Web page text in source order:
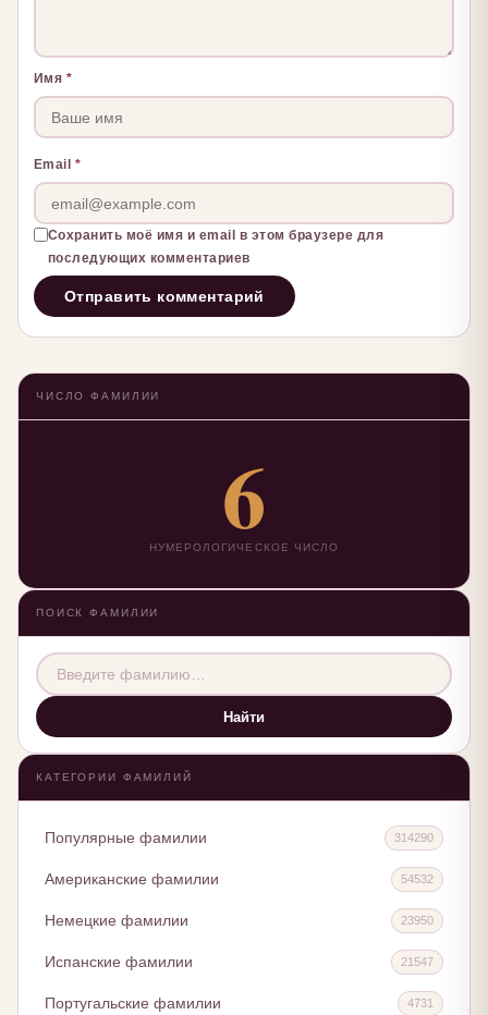
Имя *
Email *
Сохранить моё имя и email в этом браузере для
последующих комментариев
ЧИСЛО ФАМИЛИИ
6
НУМЕРОЛОГИЧЕСКОЕ ЧИСЛО
ПОИСК ФАМИЛИИ
Найти
КАТЕГОРИИ ФАМИЛИЙ
Популярные фамилии 314290
Американские фамилии 54532
Немецкие фамилии 23950
Испанские фамилии 21547
Португальские фамилии 4731